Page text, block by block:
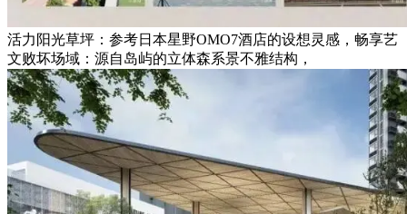
活力阳光草坪：参考日本星野OMO7酒店的设想灵感，畅享艺
文败坏场域：源自岛屿的立体森系景不雅结构，